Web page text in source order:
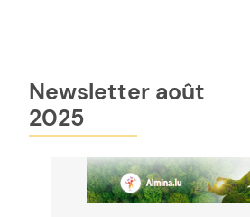
Newsletter août
2025